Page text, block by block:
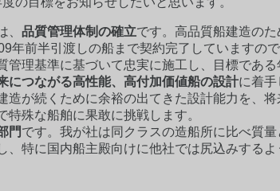
、品質管理体制の確立です。高品質船建造の
年前半引渡しの船まで契約完了していますの
管理基準に基づいて忠実に施工し、目標である
につながる高性能、高付加価値船の設計に着手
造が続くために余裕の出てきた設計能力を、
特殊な船舶に果敢に挑戦します。
門です。我が社は同クラスの造船所に比べ質
、特に国内船主殿向けに他社では尻込みする